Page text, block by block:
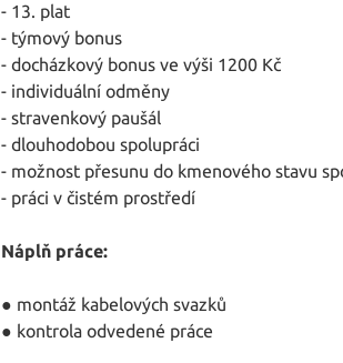
- 13. plat
- týmový bonus
- docházkový bonus ve výši 1200 Kč
- individuální odměny
- stravenkový paušál
- dlouhodobou spolupráci
- možnost přesunu do kmenového stavu
- práci v čistém prostředí
Náplň práce:
● montáž kabelových svazků
● kontrola odvedené práce